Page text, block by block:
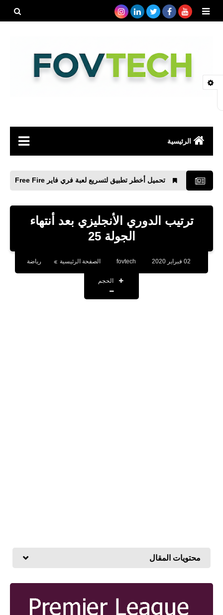
الرئيسية
رياضة
مواقع
بلوجر
تحميل أخطر تطبيق لتسريع لعبة فري فاير Free Fire
ترتيب الدوري الأنجليزي بعد أنتهاء
الجولة 25
fovtech الصفحة الرئيسية رياضة
الحجم
محتويات المقال